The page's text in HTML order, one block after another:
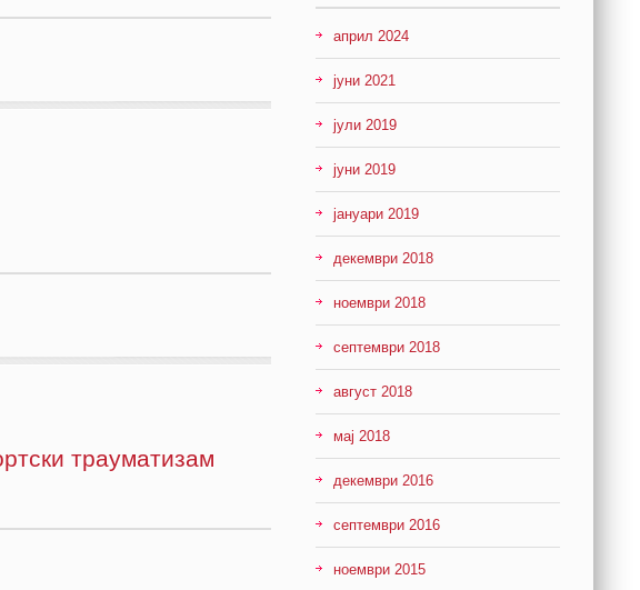
трауматизам
трауматизам
април 2024
јуни 2021
јули 2019
јуни 2019
јануари 2019
декември 2018
ноември 2018
септември 2018
август 2018
мај 2018
декември 2016
септември 2016
ноември 2015